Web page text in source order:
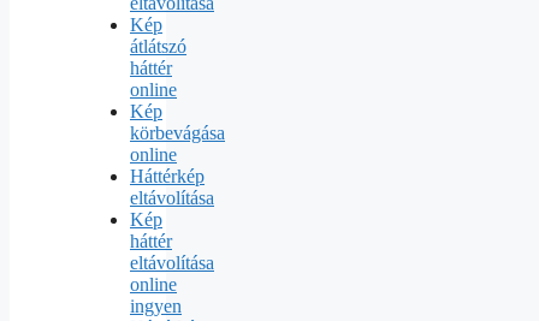
Kép
átlátszó
háttér
online
Kép
körbevágása
online
Háttérkép
eltávolítása
Kép
háttér
eltávolítása
online
ingyen